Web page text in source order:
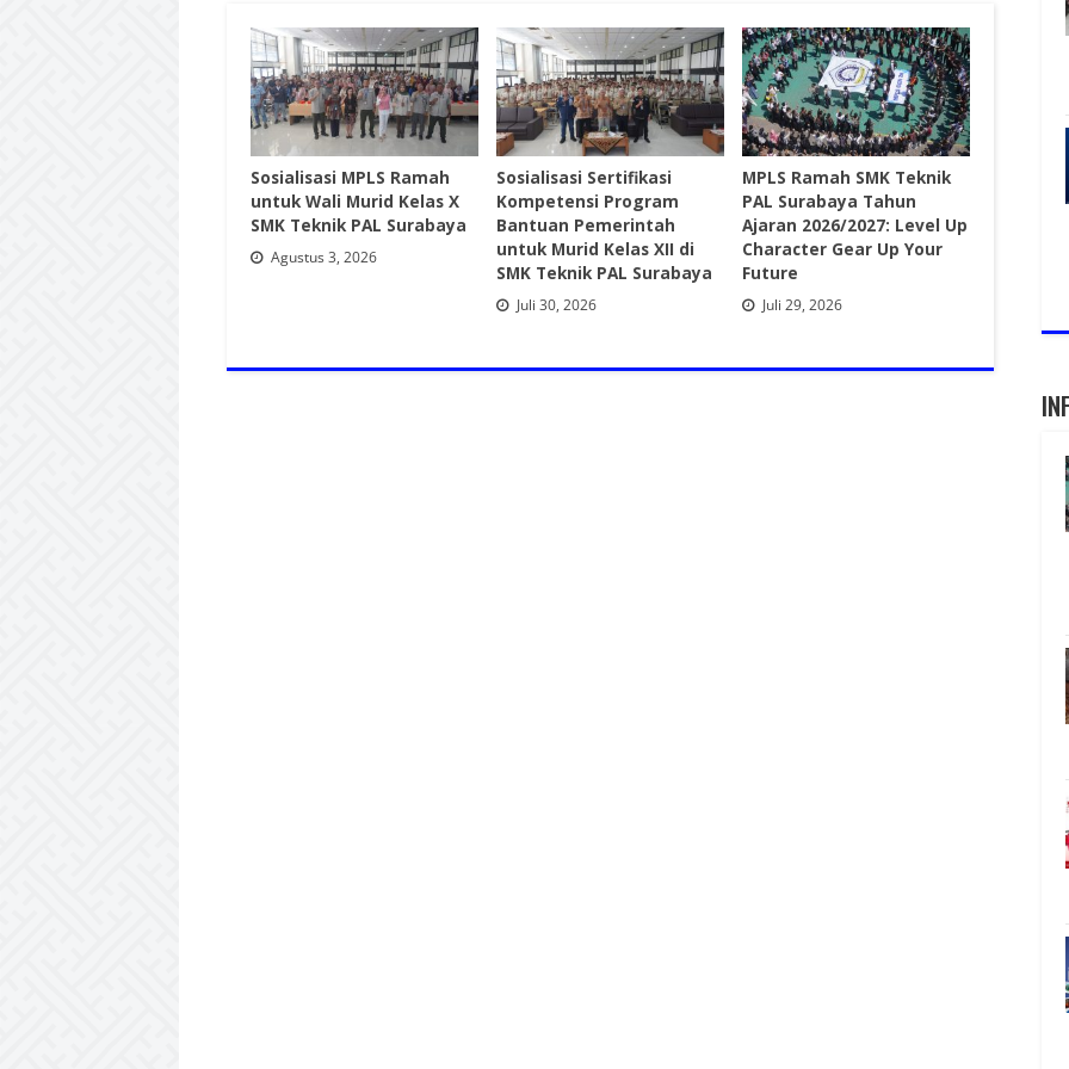
Sosialisasi MPLS Ramah
untuk Wali Murid Kelas X
SMK Teknik PAL Surabaya
Agustus 3, 2026
Sosialisasi Sertifikasi
Kompetensi Program
Bantuan Pemerintah
untuk Murid Kelas XII di
SMK Teknik PAL Surabaya
Juli 30, 2026
MPLS Ramah SMK Teknik
PAL Surabaya Tahun
Ajaran 2026/2027: Level Up
Character Gear Up Your
Future
Juli 29, 2026